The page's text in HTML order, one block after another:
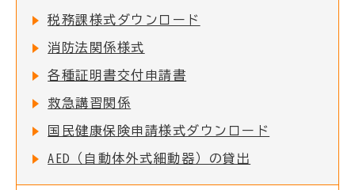
税務課様式ダウンロード
消防法関係様式
各種証明書交付申請書
救急講習関係
国民健康保険申請様式ダウンロード
AED（自動体外式細動器）の貸出